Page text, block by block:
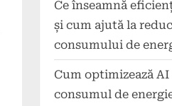
Ce înseamnă
și cum ajută la
consumului de
Cum optimizează AI
consumul de